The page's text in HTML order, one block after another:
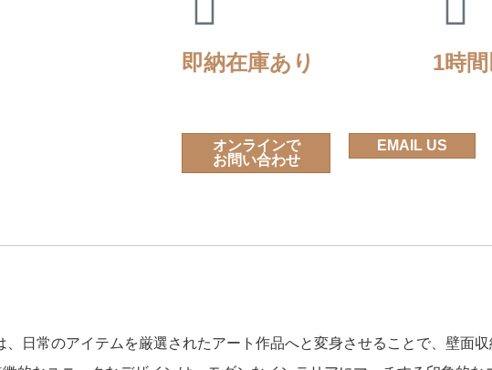
即納在庫あり 1時
オンラインで
お問い合わせ
EMAIL US
日常のアイテムを厳選されたアート作品へと変身させることで、壁面